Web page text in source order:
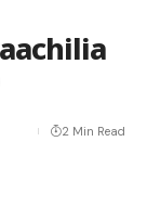
2 Min Read